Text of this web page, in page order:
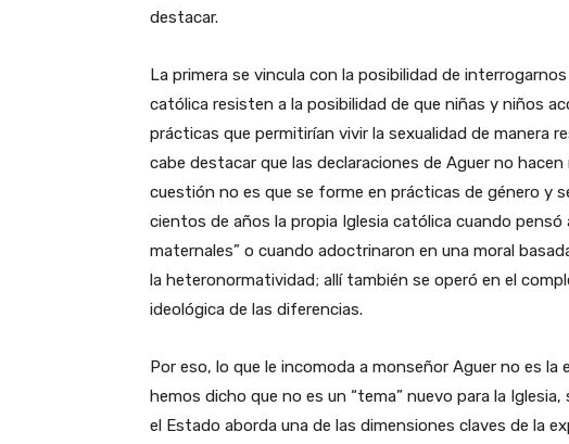
destacar.
La primera se vincula con la posibilidad de
católica resisten a la posibilidad de que niñas y niños
prácticas que permitirían vivir la sexualidad de manera
cabe destacar que las declaraciones de Aguer no
cuestión no es que se forme en prácticas de género y
cientos de años la propia Iglesia católica cuando
maternales” o cuando adoctrinaron en una moral
la heteronormatividad; allí también se operó en el
ideológica de las diferencias.
Por eso, lo que le incomoda a monseñor Aguer no es la
hemos dicho que no es un “tema” nuevo para la
el Estado aborda una de las dimensiones claves de la